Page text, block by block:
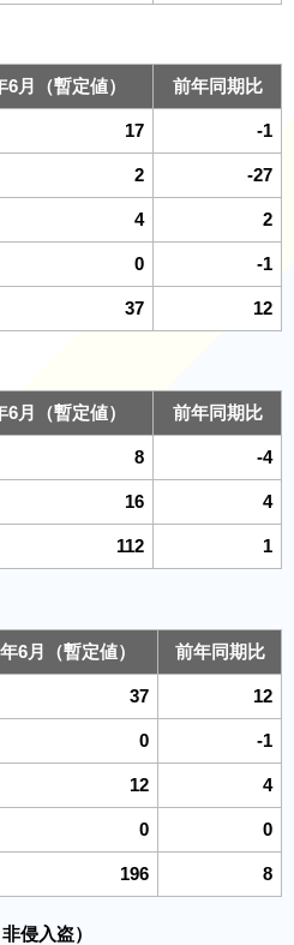
6月（暫定値） 前年同期比
17 -1
2 -27
4 2
0 -1
37 12
6月（暫定値） 前年同期比
8 -4
16 4
112 1
6月（暫定値） 前年同期比
37 12
0 -1
12 4
0 0
196 8
侵入盗）